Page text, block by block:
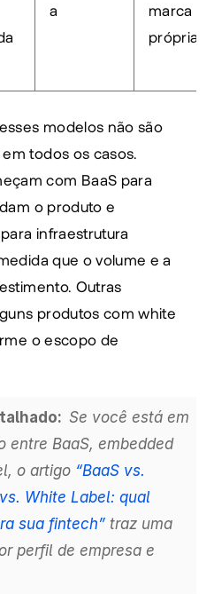
a
marca
própria
modelos não são
todos os casos.
com BaaS para
o produto e
infraestrutura
que o volume e a
Outras
produtos com white
o escopo de
Se você está em
entre BaaS, embedded
o artigo “BaaS vs.
White Label: qual
sua fintech” traz uma
perfil de empresa e